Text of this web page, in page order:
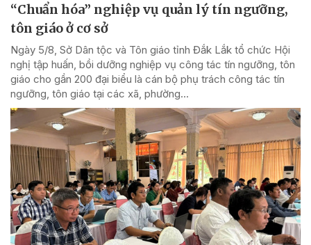
“Chuẩn hóa” nghiệp vụ quản lý tín ngưỡng,
tôn giáo ở cơ sở
Ngày 5/8, Sở Dân tộc và Tôn giáo tỉnh Đắk Lắk tổ chức Hội
nghị tập huấn, bồi dưỡng nghiệp vụ công tác tín ngưỡng, tôn
giáo cho gần 200 đại biểu là cán bộ phụ trách công tác tín
ngưỡng, tôn giáo tại các xã, phường...